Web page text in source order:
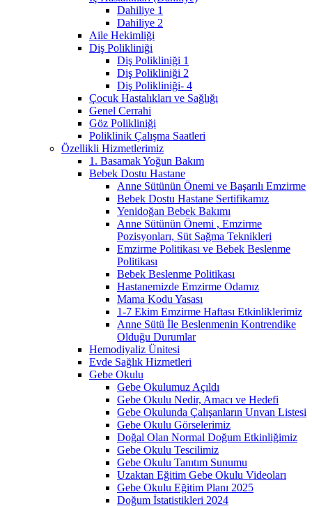
Dahiliye 1
Dahiliye 2
Aile Hekimliği
Diş Polikliniği
Diş Polikliniği 1
Diş Polikliniği 2
Diş Polikliniği- 4
Çocuk Hastalıkları ve Sağlığı
Genel Cerrahi
Göz Polikliniği
Poliklinik Çalışma Saatleri
Özellikli Hizmetlerimiz
1. Basamak Yoğun Bakım
Bebek Dostu Hastane
Anne Sütünün Önemi ve Başarılı Emzirme
Bebek Dostu Hastane Sertifikamız
Yenidoğan Bebek Bakımı
Anne Sütünün Önemi , Emzirme
Pozisyonları, Süt Sağma Teknikleri
Emzirme Politikası ve Bebek Beslenme
Politikası
Bebek Beslenme Politikası
Hastanemizde Emzirme Odamız
Mama Kodu Yasası
1-7 Ekim Emzirme Haftası Etkinliklerimiz
Anne Sütü İle Beslenmenin Kontrendike
Olduğu Durumlar
Hemodiyaliz Ünitesi
Evde Sağlık Hizmetleri
Gebe Okulu
Gebe Okulumuz Açıldı
Gebe Okulu Nedir, Amacı ve Hedefi
Gebe Okulunda Çalışanların Unvan Listesi
Gebe Okulu Görselerimiz
Doğal Olan Normal Doğum Etkinliğimiz
Gebe Okulu Tescilimiz
Gebe Okulu Tanıtım Sunumu
Uzaktan Eğitim Gebe Okulu Videoları
Gebe Okulu Eğitim Planı 2025
Doğum İstatistikleri 2024